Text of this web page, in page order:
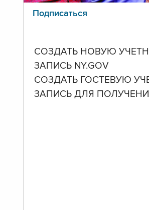
Подписаться
СОЗДАТЬ НОВУЮ
ЗАПИСЬ NY.GOV
СОЗДАТЬ ГОСТЕВУЮ
ЗАПИСЬ ДЛЯ